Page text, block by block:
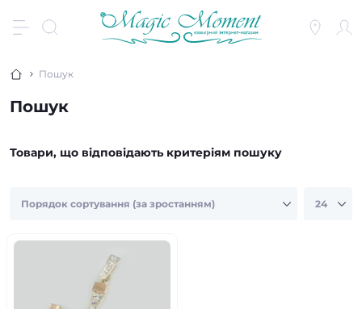
Пошук
Пошук
Товари, що відповідають критеріям пошуку